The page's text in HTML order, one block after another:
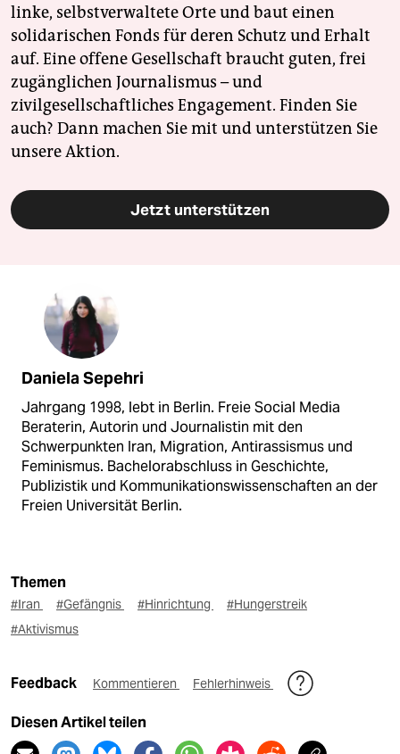
linke, selbstverwaltete Orte und baut einen
solidarischen Fonds für deren Schutz und Erhalt
auf. Eine offene Gesellschaft braucht guten, frei
zugänglichen Journalismus – und
zivilgesellschaftliches Engagement. Finden Sie
auch? Dann machen Sie mit und unterstützen Sie
unsere Aktion.
Jetzt unterstützen
Daniela Sepehri
Jahrgang 1998, lebt in Berlin. Freie Social Media
Beraterin, Autorin und Journalistin mit den
Schwerpunkten Iran, Migration, Antirassismus und
Feminismus. Bachelorabschluss in Geschichte,
Publizistik und Kommunikationswissenschaften an der
Freien Universität Berlin.
Themen
#Iran #Gefängnis #Hinrichtung
#Hungerstreik
#Aktivismus
Feedback Kommentieren Fehlerhinweis
Diesen Artikel teilen